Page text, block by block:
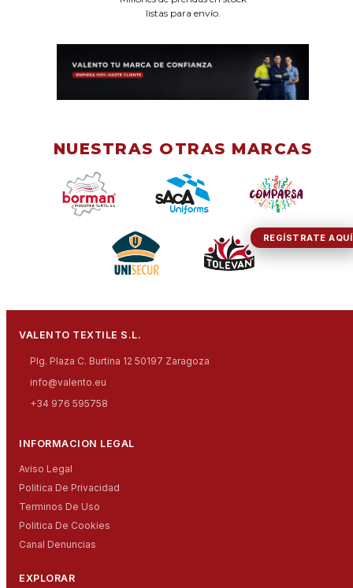
listas para envío.
NUESTRAS OTRAS MARCAS
REGÍSTRATE AQUÍ
VALENTO TEXTILE S.L.
Plg. Plaza C. Burtina 12 50197 Zaragoza
info@valento.eu
+34 976 595758
INFORMACION LEGAL
Aviso Legal
Politica De Privacidad
Terminos De Uso
Politica De Cookies
Canal Denuncias
EXPLORAR